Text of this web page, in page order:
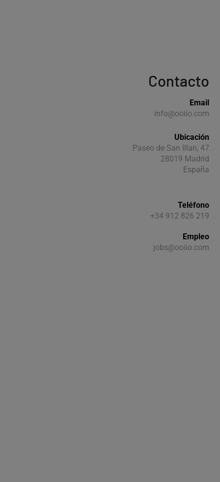
Contacto
Email
info@ooiio.com
Ubicación
Paseo de San Illan, 47
28019 Madrid
España
Teléfono
+34 912 826 219
Empleo
jobs@ooiio.com